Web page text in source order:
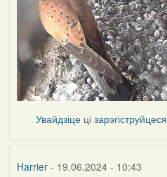
Увайдзіце цізарэгіструйцеся
Harrier- 19.06.2024 - 10:43